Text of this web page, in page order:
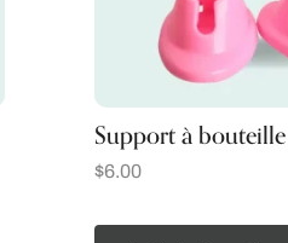
Support à bouteille
$6.00